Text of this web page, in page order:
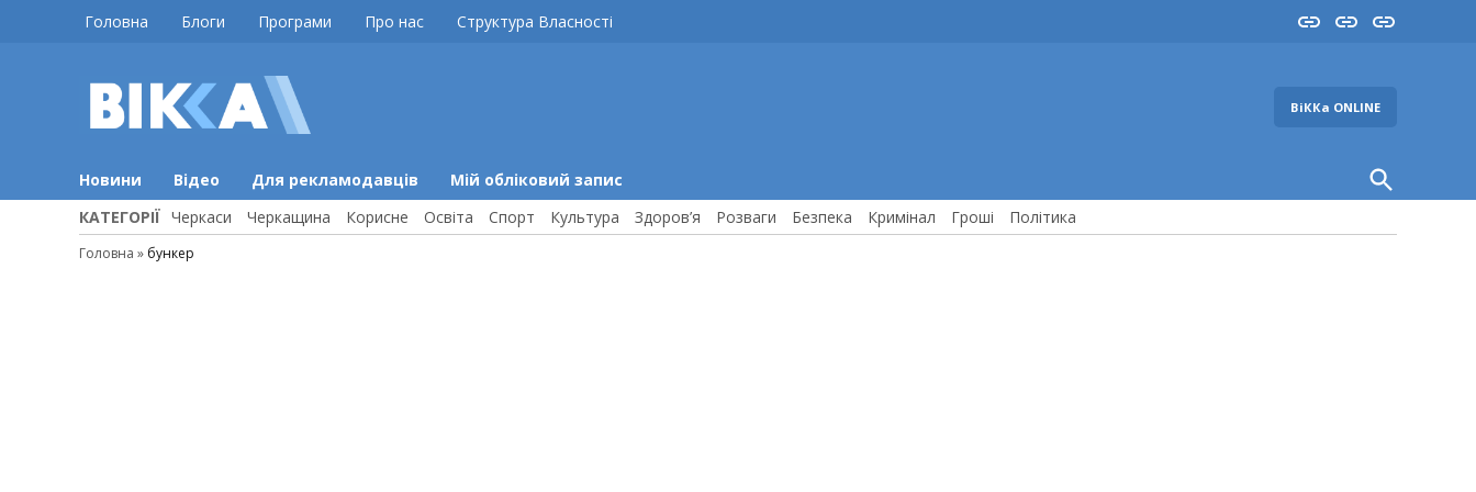
Головна Блоги Програми Про нас Структура Власності InstaYouTube
FB
ВіККа ONLINE
Новини Відео Для рекламодавців Мій обліковий запис
Open
Search
КАТЕГОРІЇ Черкаси Черкащина Корисне Освіта Спорт Культура Здоров’я Розваги Безпека Кримінал Гроші Політика
Головна » бункер